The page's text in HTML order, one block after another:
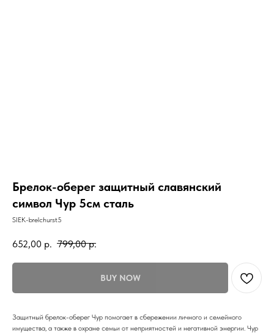
Брелок-оберег защитный славянский
символ Чур 5см сталь
SIEK-brelchurst5
652,00 р. 799,00 р.
BUY NOW
Защитный брелок-оберег Чур помогает в сбережении личного и семейного
имущества, а также в охране семьи от неприятностей и негативной энергии. Чур